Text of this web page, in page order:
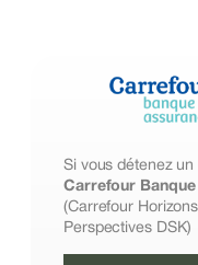
Si vous détenez
Carrefour Banque
(Carrefour
Perspectives DSK)